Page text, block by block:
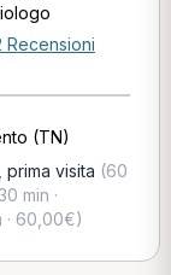
Recensioni
(TN)
prima visita (60
min ·
· 60,00€)